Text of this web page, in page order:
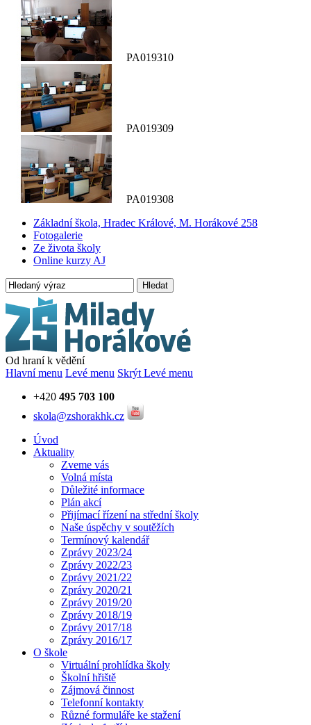
PA019310
PA019309
PA019308
Základní škola, Hradec Králové, M. Horákové 258
Fotogalerie
Ze života školy
Online kurzy AJ
Hledat
Od hraní k vědění
Hlavní menu Levé menu Skrýt Levé menu
+420 495 703 100
skola@zshorakhk.cz
Úvod
Aktuality
Zveme vás
Volná místa
Důležité informace
Plán akcí
Přijímací řízení na střední školy
Naše úspěchy v soutěžích
Termínový kalendář
Zprávy 2023/24
Zprávy 2022/23
Zprávy 2021/22
Zprávy 2020/21
Zprávy 2019/20
Zprávy 2018/19
Zprávy 2017/18
Zprávy 2016/17
O škole
Virtuální prohlídka školy
Školní hřiště
Zájmová činnost
Telefonní kontakty
Různé formuláře ke stažení